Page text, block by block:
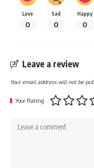
Love
0
Sad
0
Happy
0
Leave a review
Your email address will not be
Your Rating